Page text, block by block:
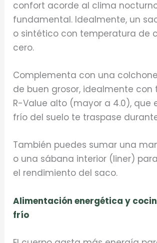
confort acorde al clima
fundamental. Idealmente, un
o sintético con temperatura de
cero.
Complementa con una
de buen grosor, idealmente con
R-Value alto (mayor a 4.0), que
frío del suelo te traspase
También puedes sumar una
o una sábana interior (liner)
el rendimiento del saco.
Alimentación energética y
frío